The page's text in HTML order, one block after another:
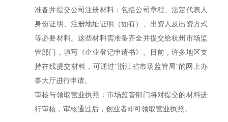
准备并提交公司注册材料：包括公司章程、法定代表人
身份证明、注册地址证明（如有）、出资人及出资方式
等必要材料。这些材料需准备齐全并提交给杭州市场监
管部门，填写《企业登记申请书》。目前，许多地区支
持在线提交材料，可通过“浙江省市场监管局”的网上办
事大厅进行申请。
审核与领取营业执照：市场监管部门将对提交的材料进
行审核，审核通过后，创业者即可领取营业执照。